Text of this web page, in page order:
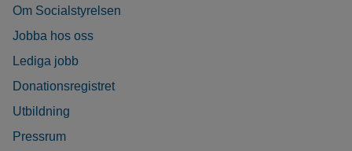
Om Socialstyrelsen
Jobba hos oss
Lediga jobb
Donationsregistret
Utbildning
Pressrum